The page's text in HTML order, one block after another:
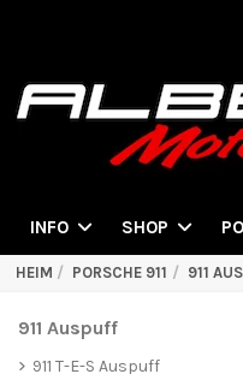
INFO SHOP
HEIM PORSCHE 911 911
911 Auspuff
911 T-E-S Auspuff